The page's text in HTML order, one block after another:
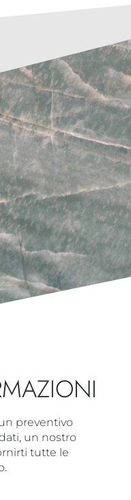
preventivo
un nostro
tutte le